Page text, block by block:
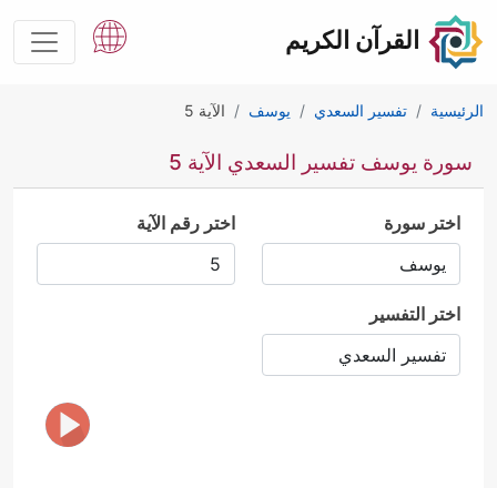
القرآن الكريم
الرئيسية تفسير السعدي يوسف الآية 5
سورة يوسف تفسير السعدي الآية 5
اختر سورة اختر رقم الآية
اختر التفسير